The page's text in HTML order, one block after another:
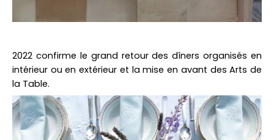
2022 confirme le grand retour des dîners organisés en
intérieur ou en extérieur et la mise en avant des Arts de
la Table.